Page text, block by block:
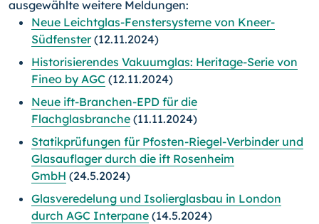
ausgewählte weitere Meldungen:
Neue Leichtglas-Fenstersysteme von Kneer-
Südfenster(12.11.2024)
Historisierendes Vakuumglas: Heritage-Serie von
Fineo by AGC (12.11.2024)
Neue ift-Branchen-EPD für die
Flachglasbranche (11.11.2024)
Statikprüfungen für Pfosten-Riegel-Verbinder und
Glasauflager durch die ift Rosenheim
GmbH (24.5.2024)
Glasveredelung und Isolierglasbau in London
durch AGC Interpane (14.5.2024)